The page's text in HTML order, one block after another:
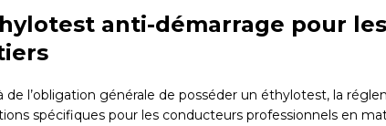
anti-démarrage pour
de l’obligation générale de posséder un éthylotest, la
spécifiques pour les conducteurs professionnels en